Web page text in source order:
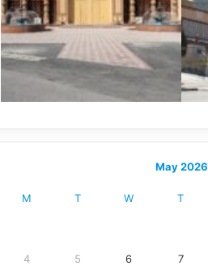
May 2026
M T W T
4 5 6 7